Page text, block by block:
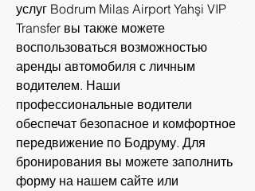
услуг Bodrum Milas Airport Yahşi VIP
Transfer вы также можете
воспользоваться возможностью
аренды автомобиля с личным
водителем. Наши
профессиональные водители
обеспечат безопасное и комфортное
передвижение по Бодруму. Для
бронирования вы можете заполнить
форму на нашем сайте или